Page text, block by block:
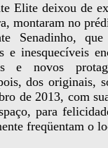
Elite deixou de
montaram no
Senadinho,
e inesquecíveis
e novos
dos originais,
de 2013, com
para
freqüentam o